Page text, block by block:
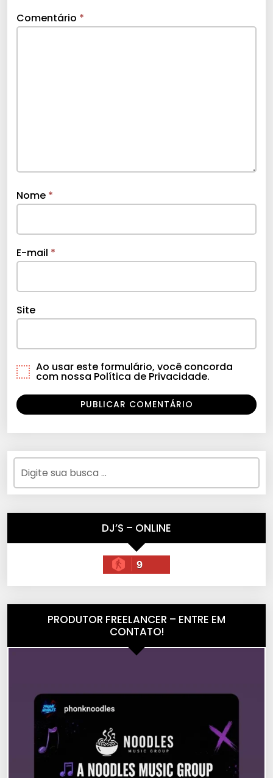
Comentário *
Nome *
E-mail *
Site
Ao usar este formulário, você concorda
com nossa Política de Privacidade.
DJ’S – ONLINE
9
PRODUTOR FREELANCER – ENTRE EM
CONTATO!